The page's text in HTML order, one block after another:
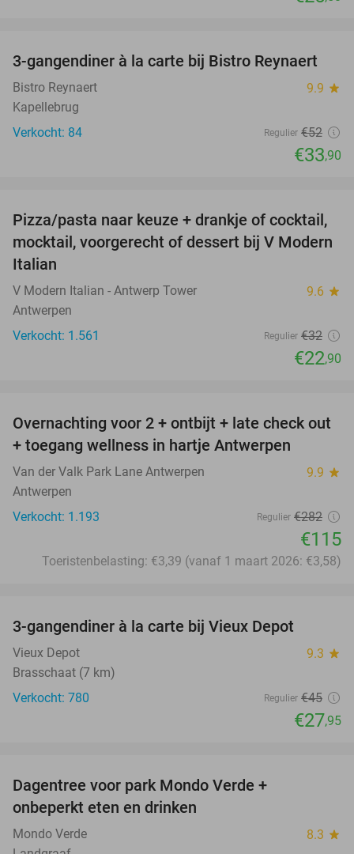
35%
3-gangendiner à la carte bij Bistro Reynaert
Bistro Reynaert 9.9 star
Kapellebrug
Verkocht: 84
Regulier €52
€33,90
28%
Pizza/pasta naar keuze + drankje of cocktail,
mocktail, voorgerecht of dessert bij V Modern
Italian
V Modern Italian - Antwerp Tower 9.6 star
Antwerpen
Verkocht: 1.561
Regulier €32
€22,90
59%
Overnachting voor 2 + ontbijt + late check out
+ toegang wellness in hartje Antwerpen
Van der Valk Park Lane Antwerpen 9.9 star
Antwerpen
Verkocht: 1.193
Regulier €282
€115
Toeristenbelasting: €3,39 (vanaf 1 maart 2026: €3,58)
3-gangendiner à la carte bij Vieux Depot
Vieux Depot 9.3 star
Brasschaat (7 km)
Verkocht: 780
Regulier €45
€27,95
Dagentree voor park Mondo Verde +
onbeperkt eten en drinken
Mondo Verde 8.3 star